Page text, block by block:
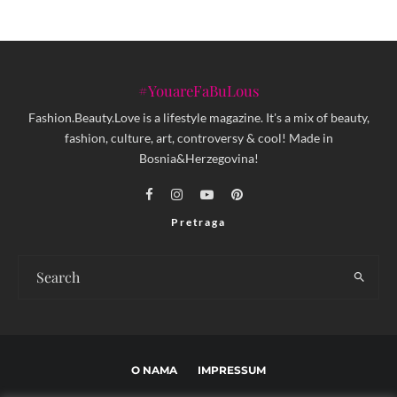
#YouareFaBuLous
Fashion.Beauty.Love is a lifestyle magazine. It's a mix of beauty,
fashion, culture, art, controversy & cool! Made in
Bosnia&Herzegovina!
Pretraga
O NAMA IMPRESSUM